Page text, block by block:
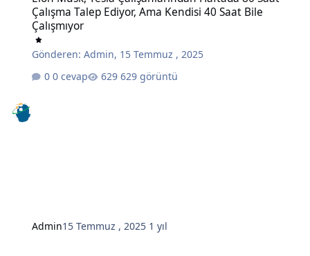
Çalışma Talep Ediyor, Ama Kendisi 40 Saat Bile
Çalışmıyor
Gönderen:Admin, 15 Temmuz , 2025
0 cevap
629 görüntü
Admin15 Temmuz , 2025 1 yıl